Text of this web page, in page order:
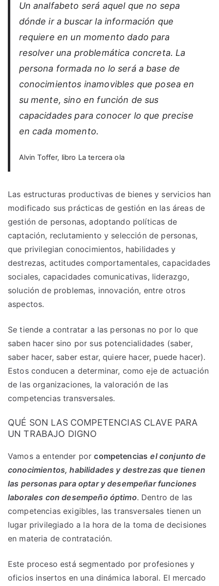
Un analfabeto será aquel que no sepa
dónde ir a buscar la información que
requiere en un momento dado para
resolver una problemática concreta. La
persona formada no lo será a base de
conocimientos inamovibles que posea en
su mente, sino en función de sus
capacidades para conocer lo que precise
en cada momento.
Alvin Toffer, libro La tercera ola
Las estructuras productivas de bienes y servicios han
modificado sus prácticas de gestión en las áreas de
gestión de personas, adoptando políticas de
captación, reclutamiento y selección de personas,
que privilegian conocimientos, habilidades y
destrezas, actitudes comportamentales, capacidades
sociales, capacidades comunicativas, liderazgo,
solución de problemas, innovación, entre otros
aspectos.
Se tiende a contratar a las personas no por lo que
saben hacer sino por sus potencialidades (saber,
saber hacer, saber estar, quiere hacer, puede hacer).
Estos conducen a determinar, como eje de actuación
de las organizaciones, la valoración de las
competencias transversales.
QUÉ SON LAS COMPETENCIAS CLAVE PARA
UN TRABAJO DIGNO
Vamos a entender porcompetencias el conjunto de
conocimientos, habilidades y destrezas que tienen
las personas para optar y desempeñar funciones
laborales con desempeño óptimo. Dentro de las
competencias exigibles, las transversales tienen un
lugar privilegiado a la hora de la toma de decisiones
en materia de contratación.
Este proceso está segmentado por profesiones y
oficios insertos en una dinámica laboral. El mercado